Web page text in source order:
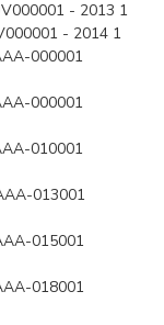
- 2013 1
- 2014 1
000001
000001
010001
013001
015001
018001